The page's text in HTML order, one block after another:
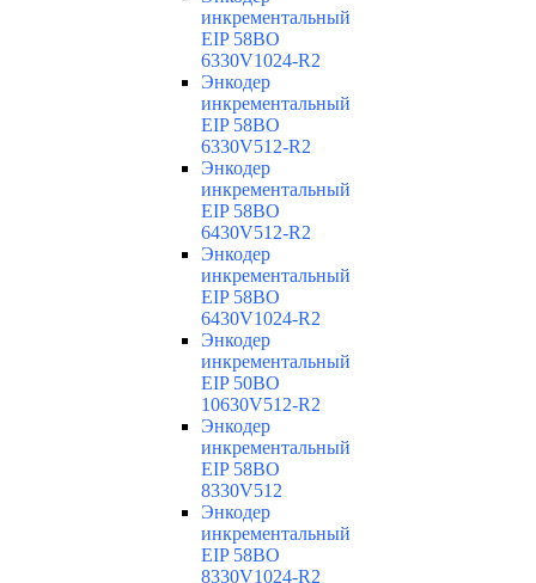
инкрементальный
EIP 58BO
6330V1024-R2
Энкодер
инкрементальный
EIP 58BO
6330V512-R2
Энкодер
инкрементальный
EIP 58BO
6430V512-R2
Энкодер
инкрементальный
EIP 58BO
6430V1024-R2
Энкодер
инкрементальный
EIP 50BO
10630V512-R2
Энкодер
инкрементальный
EIP 58BO
8330V512
Энкодер
инкрементальный
EIP 58BO
8330V1024-R2